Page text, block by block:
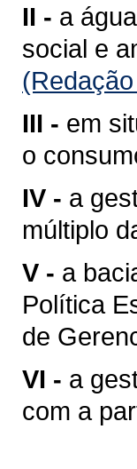
II - a
social e
III - em
o
IV - a
múltiplo
V - a
Política
de
VI - a
com a